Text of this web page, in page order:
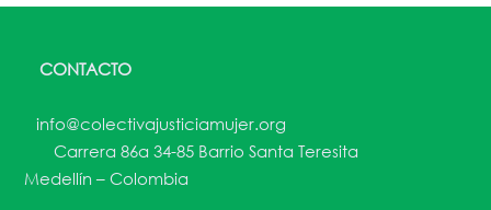
CONTACTO
info@colectivajusticiamujer.org
Carrera 86a 34-85 Barrio Santa Teresita
Medellín – Colombia